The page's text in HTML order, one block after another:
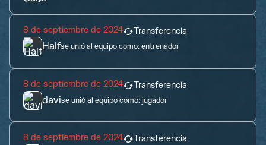
8 de septiembre de 2024 Transferencia
Halfse unió al equipo como:entrenador
8 de septiembre de 2024 Transferencia
davise unió al equipo como:jugador
8 de septiembre de 2024 Transferencia